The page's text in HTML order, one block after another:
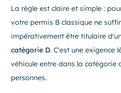
La règle est claire et simple :
votre permis B classique ne
impérativement être titulaire d'un
catégorie D. C'est une exigence
véhicule entre dans la catégorie
personnes.